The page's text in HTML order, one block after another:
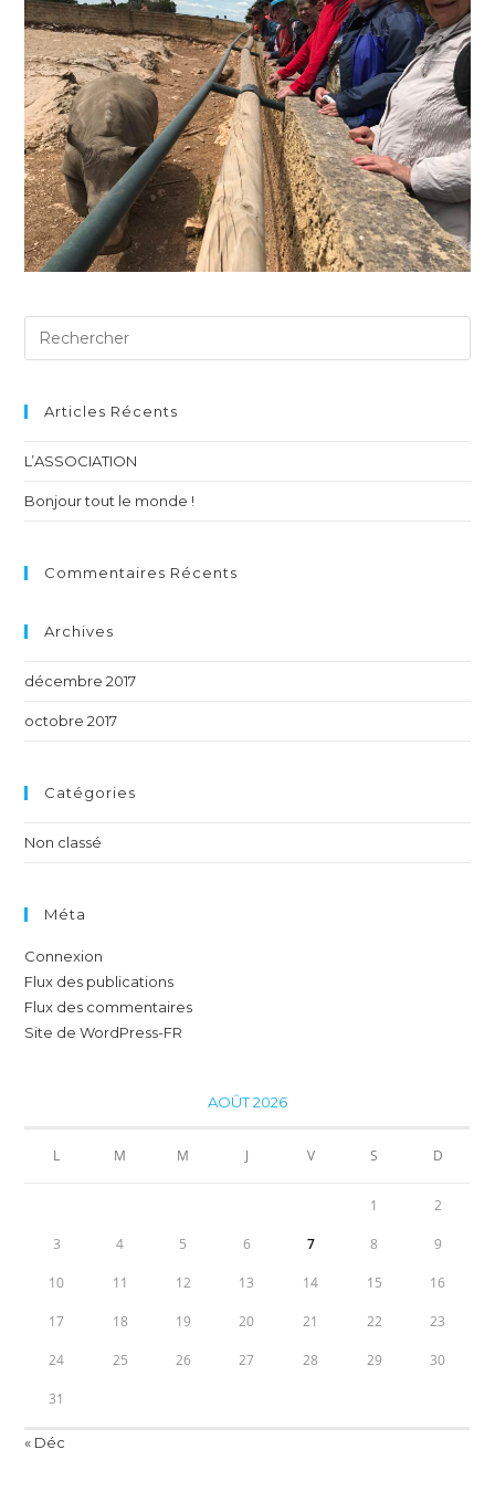
Articles Récents
L’ASSOCIATION
Bonjour tout le monde !
Commentaires Récents
Archives
décembre 2017
octobre 2017
Catégories
Non classé
Méta
Connexion
Flux des publications
Flux des commentaires
Site de WordPress-FR
AOÛT 2026
L M M J V S D
1 2
3 4 5 6 7 8 9
10 11 12 13 14 15 16
17 18 19 20 21 22 23
24 25 26 27 28 29 30
31
« Déc